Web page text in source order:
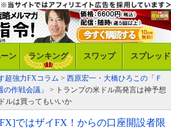
ン ランキング スワップ スプレッド
超強力FXコラム > 西原宏一・大橋ひろこの「Ｆ
作戦会議」
> トランプの米ドル高発言は神予想
ルは買ってもいいか
ではザイFX！からの口座開設者限